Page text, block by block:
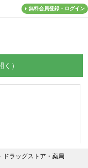
無料会員登録・ログイン
ドラッグストア・薬局